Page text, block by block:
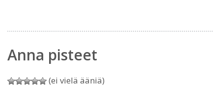
Anna pisteet
(ei vielä ääniä)